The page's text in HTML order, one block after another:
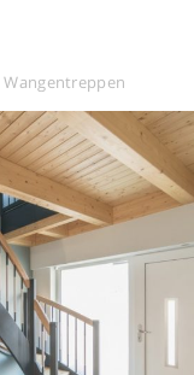
Wangentreppen